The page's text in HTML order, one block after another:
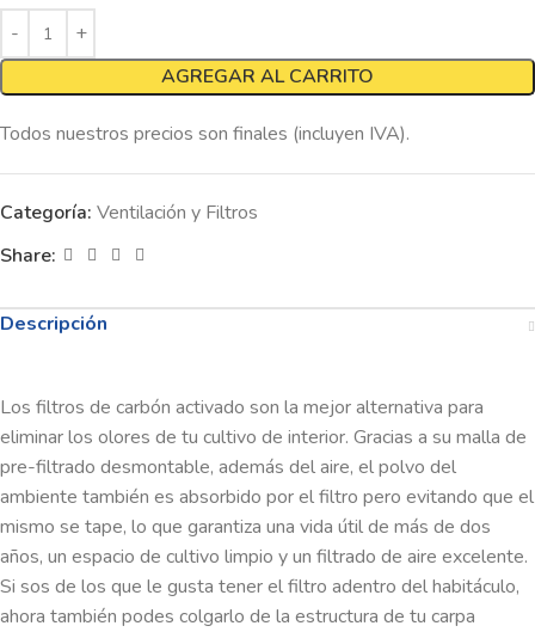
AGREGAR AL CARRITO
Todos nuestros precios son finales (incluyen IVA).
Categoría: Ventilación y Filtros
Share:
Descripción
Los filtros de carbón activado son la mejor alternativa para
eliminar los olores de tu cultivo de interior. Gracias a su malla de
pre-filtrado desmontable, además del aire, el polvo del
ambiente también es absorbido por el filtro pero evitando que el
mismo se tape, lo que garantiza una vida útil de más de dos
años, un espacio de cultivo limpio y un filtrado de aire excelente.
Si sos de los que le gusta tener el filtro adentro del habitáculo,
ahora también podes colgarlo de la estructura de tu carpa